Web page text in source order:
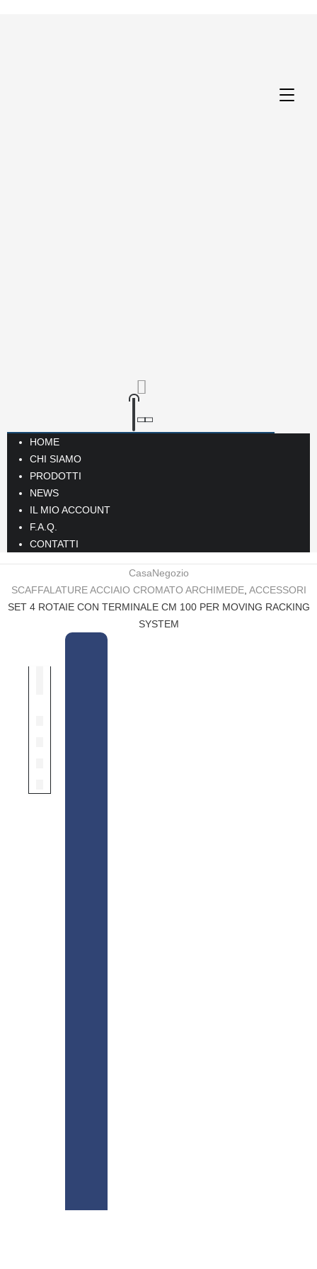
HOME
CHI SIAMO
PRODOTTI
NEWS
IL MIO ACCOUNT
F.A.Q.
CONTATTI
CasaNegozio
SCAFFALATURE ACCIAIO CROMATO ARCHIMEDE, ACCESSORI
SET 4 ROTAIE CON TERMINALE CM 100 PER MOVING RACKING
SYSTEM